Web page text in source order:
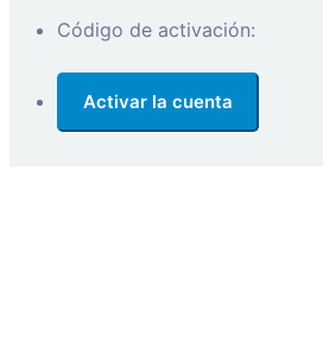
Código de activación: